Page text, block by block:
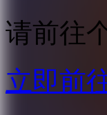
请前往
立即前